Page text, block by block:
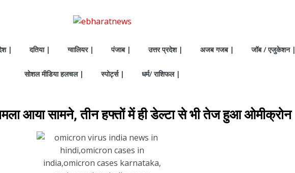
| दतिया | ग्वालियर | पंजाब | उत्तर प्रदेश | अजब गजब | जॉब / एजुकेशन |
सोशल मीडिया हलचल | स्पोर्ट्स | धर्म/ राशिफल |
आया सामने, तीन हफ्तों में ही डेल्टा से भी तेज हुआ ओमीक्रोन